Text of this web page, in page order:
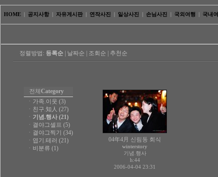
HOME 공지사항 자유게시판 연작사진 일상사진 손님사진 국외여행 국내
정렬방법: 등록순| 날짜순 조회순 추천순
전체 Category
ㆍ 가족.이웃 (3)
ㆍ 친구.知人 (27)
ㆍ 기념.행사 (21)
ㆍ 결야그셀프 (5)
ㆍ 결야그찍기 (34)
ㆍ 엽기.테러 (21)
ㆍ 비분류 (1)
04年4月 신림동 회식
winterstory
기념.행사
h:44
2006-04-04 23:31